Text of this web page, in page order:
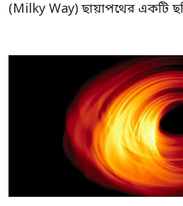
(Milky Way) ছায়াপথের একটি